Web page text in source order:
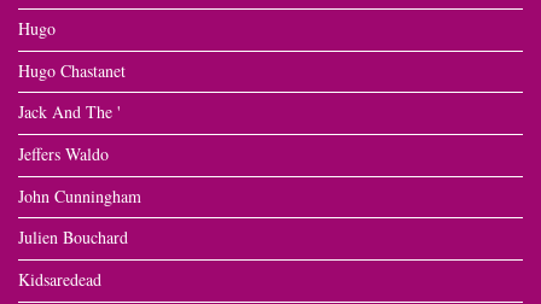
Hugo
Hugo Chastanet
Jack And The '
Jeffers Waldo
John Cunningham
Julien Bouchard
Kidsaredead